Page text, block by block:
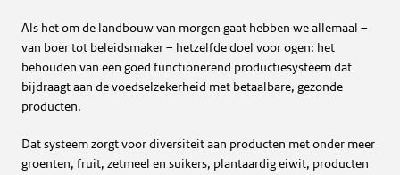
Als het om de landbouw van morgen gaat hebben we allemaal –
van boer tot beleidsmaker – hetzelfde doel voor ogen: het
behouden van een goed functionerend productiesysteem dat
bijdraagt aan de voedselzekerheid met betaalbare, gezonde
producten.
Dat systeem zorgt voor diversiteit aan producten met onder meer
groenten, fruit, zetmeel en suikers, plantaardig eiwit, producten